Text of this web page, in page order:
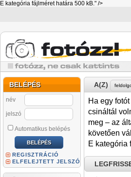
E kategória fájlméret határa 500 kB." />
BELÉPÉS
név
jelszó
Automatikus belépés
REGISZTRÁCIÓ
ELFELEJTETT JELSZÓ
A(Z)
Ha egy
csináltál
meg – az
követően
E kategória